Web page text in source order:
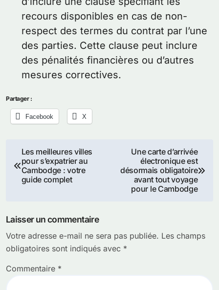
recours disponibles en cas de non-
respect des termes du contrat par l’une
des parties. Cette clause peut inclure
des pénalités financières ou d’autres
mesures correctives.
Partager :
Facebook X
Navigation
de
Les meilleures villes
pour s’expatrier au
Cambodge : votre
guide complet
Une carte d’arrivée
électronique est
désormais obligatoire
avant tout voyage
pour le Cambodge
Laisser un commentaire
Votre adresse e-mail ne sera pas publiée. Les champs
obligatoires sont indiqués avec *
Commentaire *